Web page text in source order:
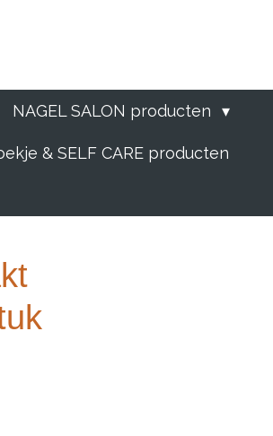
NAGEL SALON producten
& SELF CARE producten